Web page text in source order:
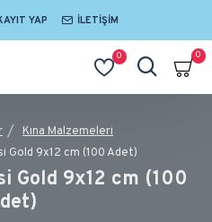
YAP İLETIŞIM
0 0
Kına Malzemeleri
Gold 9x12 cm (100 Adet)
Gold 9x12 cm (100